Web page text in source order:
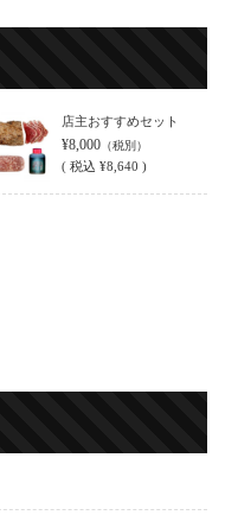
店主おすすめセット
¥8,000（税別）
( 税込 ¥8,640 )